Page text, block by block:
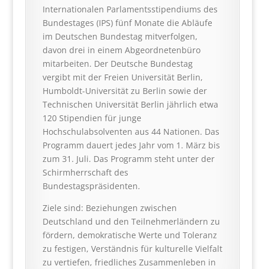
Internationalen Parlamentsstipendiums des
Bundestages (IPS) fünf Monate die Abläufe
im Deutschen Bundestag mitverfolgen,
davon drei in einem Abgeordnetenbüro
mitarbeiten. Der Deutsche Bundestag
vergibt mit der Freien Universität Berlin,
Humboldt-Universität zu Berlin sowie der
Technischen Universität Berlin jährlich etwa
120 Stipendien für junge
Hochschulabsolventen aus 44 Nationen. Das
Programm dauert jedes Jahr vom 1. März bis
zum 31. Juli. Das Programm steht unter der
Schirmherrschaft des
Bundestagspräsidenten.
Ziele sind: Beziehungen zwischen
Deutschland und den Teilnehmerländern zu
fördern, demokratische Werte und Toleranz
zu festigen, Verständnis für kulturelle Vielfalt
zu vertiefen, friedliches Zusammenleben in